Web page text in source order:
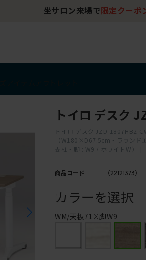
坐サロン来場で 限定クーポ
トイロ デスク
トイロ デスク JZD-1807HB2-
（W180×D67.5cm・ラウンド
支柱・脚 : W9 / ホワイトW） ]
商品コード （22121373）
カラーを選択
WM/天板71×脚W9